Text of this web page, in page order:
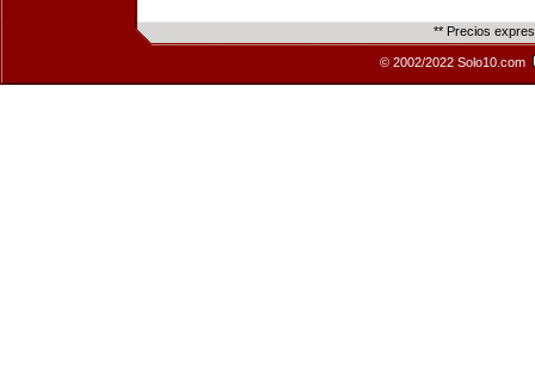
** Precios
© 2002/2022 Solo10.com